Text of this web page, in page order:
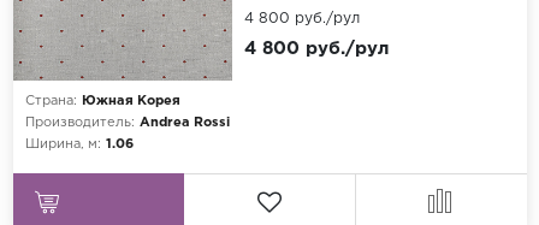
Страна:
Южная Корея
Производитель: Andrea Rossi
Ширина, м: 1.06
4 800 руб./рул
4 800 руб./рул